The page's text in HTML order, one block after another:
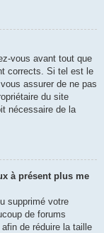
vous avant tout que
corrects. Si tel est le
assurer de ne pas
du site
nécessaire de la
à présent plus me
supprimé votre
de forums
de réduire la taille